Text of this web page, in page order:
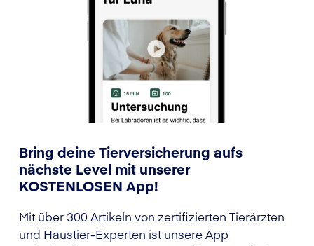
Bring deine Tierversicherung aufs
nächste Level mit unserer
KOSTENLOSEN App!
Mit über 300 Artikeln von zertifizierten Tierärzten
und Haustier-Experten ist unsere App